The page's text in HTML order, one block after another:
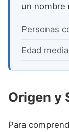
un nombre
Personas
Edad media
Origen y
Para